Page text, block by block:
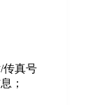
传真号
；